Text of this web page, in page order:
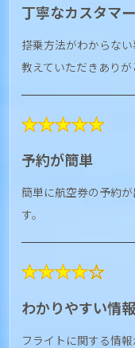
丁寧なカスタマ
搭乗方法がわからな
教えていただきありが
★★★★★
予約が簡単
簡単に航空券の予約
す。
★★★★☆
わかりやすい情
フライトに関する情